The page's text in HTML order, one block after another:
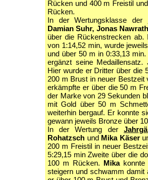
Rücken und 400 m Freistil
Rücken.
In der Wertungsklasse der
Damian Suhr, Jonas
über die Rückenstrecken
von 1:14,52 min, wurde
und über 50 m in 0:33,13
ergänzt seine Medaillensatz.
Hier wurde er Dritter über die
200 m Brust in neuer Bestzeit
erkämpfte er über die 50 m
der Marke von 29 Sekunden
mit Gold über 50 m
weiterhin bergauf. Er konnte
gewann jeweils Bronze über
In der Wertung der
Rohatzsch und Mika Käser
200 m Freistil in neuer
5:29,15 min Zweite über die
100 m Rücken. Mikakonnte
steigern und schwamm damit